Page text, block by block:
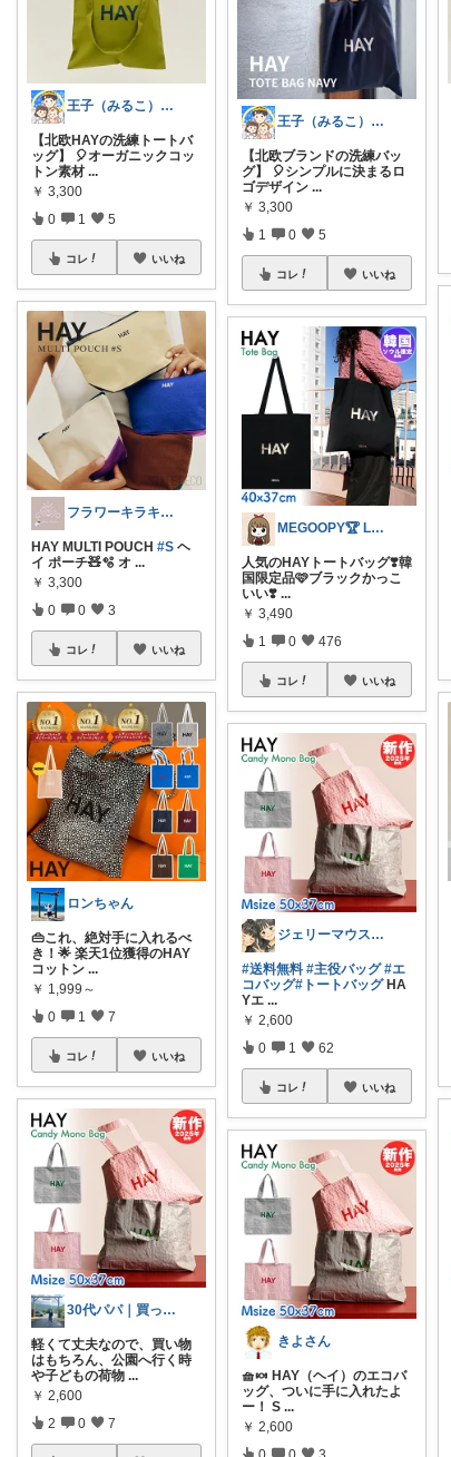
王子（みるこ）👑便利グッズ×QOL向上
【北欧HAYの洗練トートバ
ッグ】 🎈オーガニックコッ
トン素材 ...
￥ 3,300
0 1 5
コレ いいね
フラワーキラキラ 𓈒𓏸
HAY MULTI POUCH #S ヘ
イ ポーチ🧸🫧 オ ...
￥ 3,300
0 0 3
コレ いいね
ロンちゃん
👜これ、絶対手に入れるべ
き！🌟 楽天1位獲得のHAY
コットン ...
￥ 1,999～
0 1 7
コレ いいね
30代パパ｜買ってよかったもの
軽くて丈夫なので、買い物
はもちろん、公園へ行く時
や子どもの荷物 ...
￥ 2,600
2 0 7
王子（みるこ）👑便利グッズ×QOL向上
【北欧ブランドの洗練バッ
グ】 🎈シンプルに決まるロ
ゴデザイン ...
￥ 3,300
1 0 5
コレ いいね
MEGOOPY🏆 LᵒᵛᵉᎽ༠ᐡ❤︎
人気のHAYトートバッグ❣️韓
国限定品🩷ブラックかっこ
いい❣️ ...
￥ 3,490
1 0 476
コレ いいね
ジェリーマウス🐭ありがとう😆💕✨
#送料無料 #主役バッグ #エ
コバッグ#トートバッグHA
Yエ ...
￥ 2,600
0 1 62
コレ いいね
きよさん
🧺🍬 HAY（ヘイ）のエコバ
ッグ、ついに手に入れたよ
ー！ S ...
￥ 2,600
0 0 3